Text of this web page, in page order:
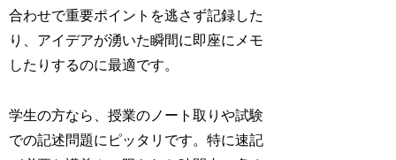
合わせで重要ポイントを逃さず記録した
り、アイデアが湧いた瞬間に即座にメモ
したりするのに最適です。
学生の方なら、授業のノート取りや試験
での記述問題にピッタリです。特に速記